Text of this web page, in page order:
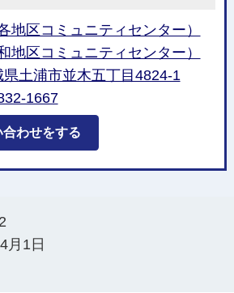
地区コミュニティセンター）
地区コミュニティセンター）
県土浦市並木五丁目4824-1
1667
合わせをする
月1日